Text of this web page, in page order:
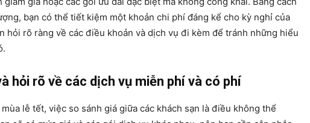
bạn có thể tiết kiệm một khoản chi phí đáng kể cho kỳ nghỉ của
hỏi rõ ràng về các điều khoản và dịch vụ đi kèm để tránh những hiểu
hỏi rõ về các dịch vụ miễn phí và có phí
lễ tết, việc so sánh giá giữa các khách sạn là điều không thể